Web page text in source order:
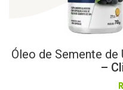
Óleo de Semente de
–